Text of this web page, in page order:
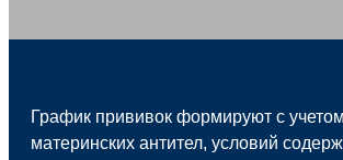
График прививок формируют с
материнских антител, условий